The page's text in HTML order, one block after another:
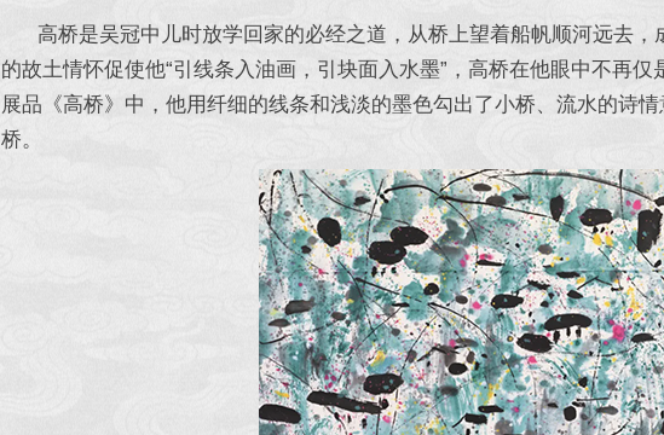
高桥是吴冠中儿时放学回家的必经之道，从桥上望着船帆顺河远去，
的故土情怀促使他“引线条入油画，引块面入水墨”，高桥在他眼中不再
展品《高桥》中，他用纤细的线条和浅淡的墨色勾出了小桥、流水的诗
桥。